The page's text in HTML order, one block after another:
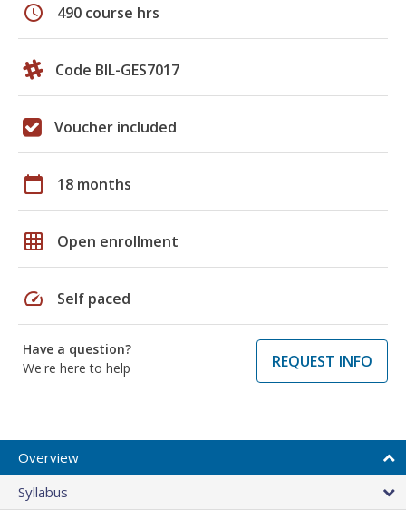
schedule 490 course hrs
Code BIL-GES7017
Voucher included
calendar_today 18 months
grid_on Open enrollment
speed Self paced
Have a question?
We're here to help
REQUEST INFO
Overview
Syllabus